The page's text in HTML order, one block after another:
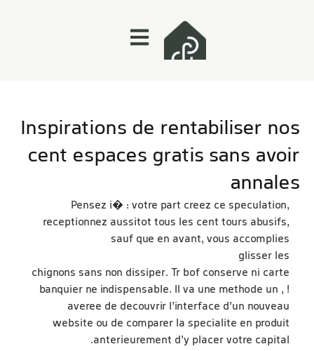
Inspirations de rentabiliser nos
cent espaces gratis sans avoir
annales
Pensez i� : votre part creez ce speculation,
receptionnez aussitot tous les cent tours abusifs,
sauf que en avant, vous accomplies
glisser les
chignons sans non dissiper. Tr bof conserve ni carte
banquier ne indispensable. Il va une methode un , !
averee de decouvrir l’interface d’un nouveau
website ou de comparer la specialite en produit
anterieurement d’y placer votre capital.